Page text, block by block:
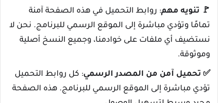
🚩 تنويه مهم: روابط التحميل في هذه الصفحة آمنة
تمامًا وتؤدي مباشرة إلى الموقع الرسمي للبرنامج. نحن لا
نستضيف أي ملفات على خوادمنا، وجميع النسخ أصلية
وموثوقة.
✅ تحميل آمن من المصدر الرسمي: كل روابط التحميل
تؤدي مباشرة إلى الموقع الرسمي للبرنامج. هذه الصفحة